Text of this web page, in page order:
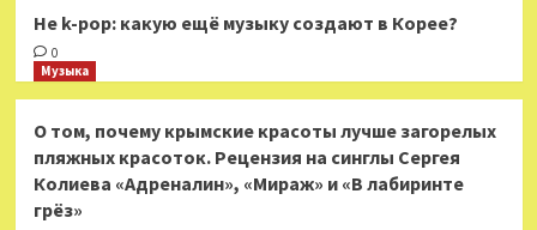
Не k-pop: какую ещё музыку создают в Корее?
0
Музыка
О том, почему крымские красоты лучше загорелых
пляжных красоток. Рецензия на синглы Сергея
Колиева «Адреналин», «Мираж» и «В лабиринте
грёз»